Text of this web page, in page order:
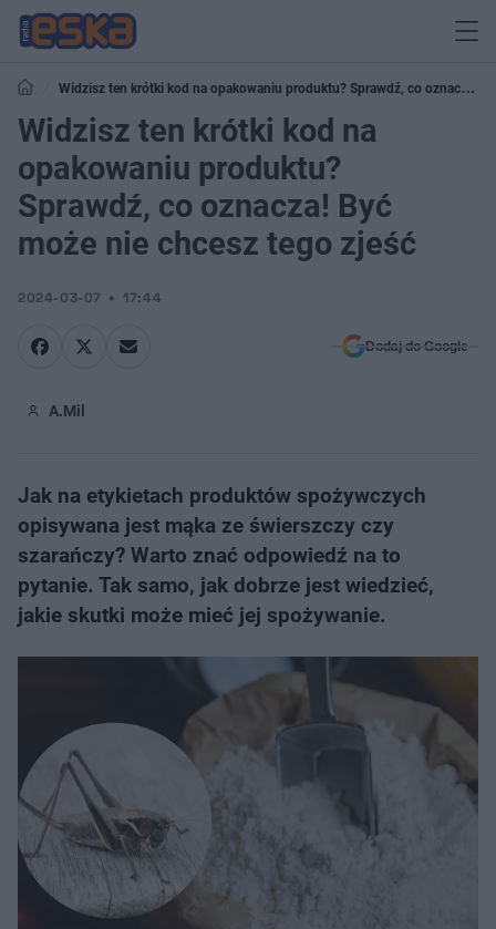
Widzisz ten krótki kod na opakowaniu produktu? Sprawdź, co oznacza!
Być może nie chcesz tego zjeść
Widzisz ten krótki kod na
opakowaniu produktu?
Sprawdź, co oznacza! Być
może nie chcesz tego zjeść
2024-03-07 17:44
Dodaj do Google
A.Mil
Jak na etykietach produktów spożywczych
opisywana jest mąka ze świerszczy czy
szarańczy? Warto znać odpowiedź na to
pytanie. Tak samo, jak dobrze jest wiedzieć,
jakie skutki może mieć jej spożywanie.